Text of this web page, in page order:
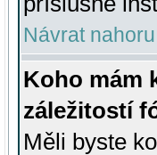
Návrat nahoru
Koho mám
záležitostí
Měli byste